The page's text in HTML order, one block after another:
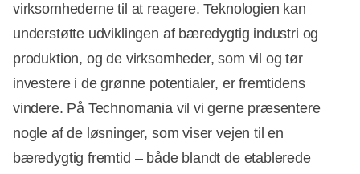
Annonce
virksomhederne til at reagere. Teknologien kan
understøtte udviklingen af bæredygtig industri og
produktion, og de virksomheder, som vil og tør
investere i de grønne potentialer, er fremtidens
vindere. På Technomania vil vi gerne præsentere
nogle af de løsninger, som viser vejen til en
bæredygtig fremtid – både blandt de etablerede